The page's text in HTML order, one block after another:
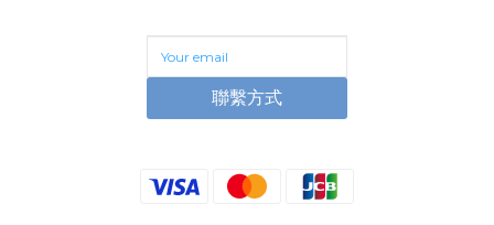
聯繫方式